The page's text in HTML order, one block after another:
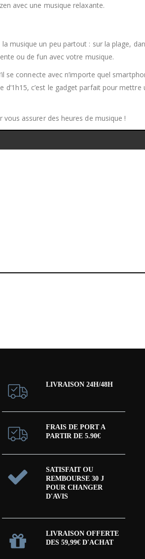
avec une musique relaxante.
musique un peu partout : sur la plage,
ou de fun avec votre musique.
se connecte avec n’importe quel
c’est le gadget parfait pour mettre
assurer des heures de musique !
LIVRAISON 24H/48H
FRAIS DE PORT A
PARTIR DE 5.90€
SATISFAIT OU
REMBOURSE 30 J
POUR CHANGER
D'AVIS
LIVRAISON OFFERTE
DES 59,99€ D'ACHAT